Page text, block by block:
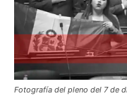
Fotografía del pleno del 7 de